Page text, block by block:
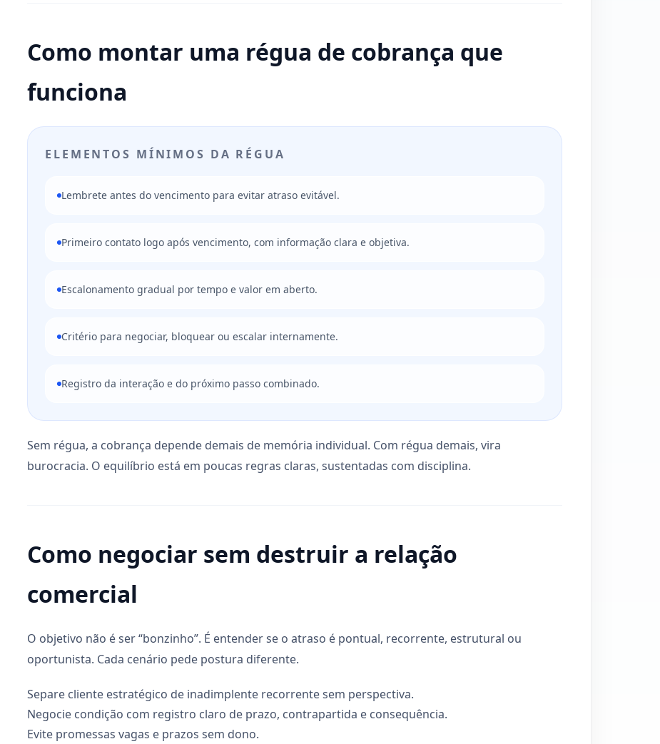
Como montar uma régua de cobrança que
funciona
ELEMENTOS MÍNIMOS DA RÉGUA
Lembrete antes do vencimento para evitar atraso evitável.
Primeiro contato logo após vencimento, com informação clara e objetiva.
Escalonamento gradual por tempo e valor em aberto.
Critério para negociar, bloquear ou escalar internamente.
Registro da interação e do próximo passo combinado.
Sem régua, a cobrança depende demais de memória individual. Com régua demais, vira
burocracia. O equilíbrio está em poucas regras claras, sustentadas com disciplina.
Como negociar sem destruir a relação
comercial
O objetivo não é ser “bonzinho”. É entender se o atraso é pontual, recorrente, estrutural ou
oportunista. Cada cenário pede postura diferente.
Separe cliente estratégico de inadimplente recorrente sem perspectiva.
Negocie condição com registro claro de prazo, contrapartida e consequência.
Evite promessas vagas e prazos sem dono.